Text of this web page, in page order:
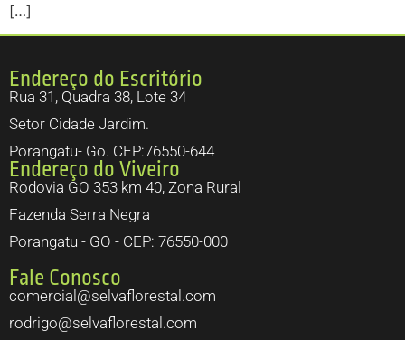
[…]
Endereço do Escritório
Rua 31, Quadra 38, Lote 34
Setor Cidade Jardim.
Porangatu- Go. CEP:76550-644
Endereço do Viveiro
Rodovia GO 353 km 40, Zona Rural
Fazenda Serra Negra
Porangatu - GO - CEP: 76550-000
Fale Conosco
comercial@selvaflorestal.com
rodrigo@selvaflorestal.com